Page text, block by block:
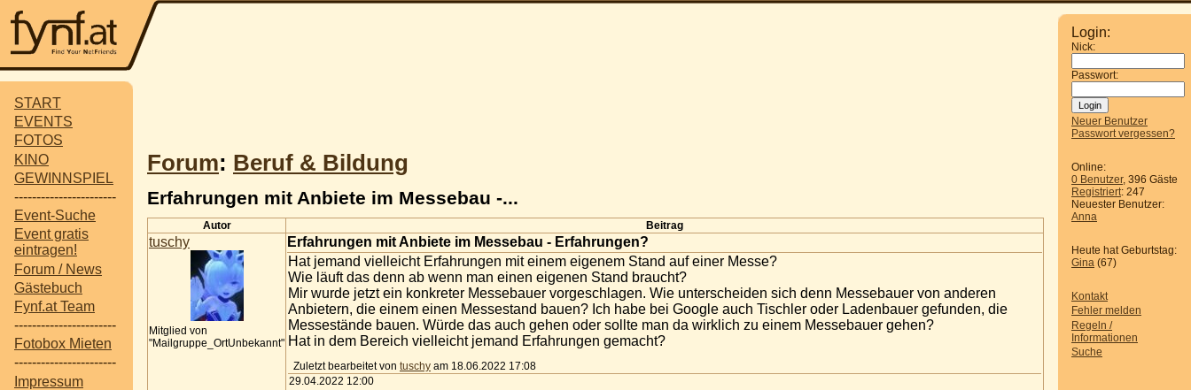
START
EVENTS
FOTOS
KINO
GEWINNSPIEL
-----------------------
Event-Suche
Event gratis
eintragen!
Forum / News
Gästebuch
Fynf.at Team
-----------------------
Fotobox Mieten
-----------------------
Impressum
Login:
Nick:
Passwort:
Neuer Benutzer
Passwort vergessen?
Online:
0 Benutzer, 396 Gäste
Registriert: 247
Neuester Benutzer:
Anna
Heute hat Geburtstag:
Gina (67)
Kontakt
Fehler melden
Regeln /
Informationen
Suche
Forum: Beruf & Bildung
Erfahrungen mit Anbiete im Messebau -...
Autor Beitrag
tuschy
Mitglied von
"Mailgruppe_OrtUnbekannt"
Erfahrungen mit Anbiete im Messebau - Erfahrungen?
Hat jemand vielleicht Erfahrungen mit einem eigenem Stand auf einer Messe?
Wie läuft das denn ab wenn man einen eigenen Stand braucht?
Mir wurde jetzt ein konkreter Messebauer vorgeschlagen. Wie unterscheiden sich denn Messebauer von anderen
Anbietern, die einem einen Messestand bauen? Ich habe bei Google auch Tischler oder Ladenbauer gefunden, die
Messestände bauen. Würde das auch gehen oder sollte man da wirklich zu einem Messebauer gehen?
Hat in dem Bereich vielleicht jemand Erfahrungen gemacht?
Zuletzt bearbeitet von tuschy am 18.06.2022 17:08
29.04.2022 12:00